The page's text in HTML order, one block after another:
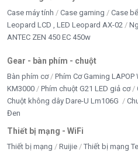
Nguồn PC giá tốt
Nhà Thông Minh
PHỤ KIỆN
RAM MÁY TÍNH
SẠC LAPTOP - ADAPTER
Case máy tính Case gaming Case
Leopard LCD , LED Leopard AX-02
ANTEC ZEN 450 EC 450w
Gear - bàn phím - chuột
Bàn phím cơ Phím Cơ Gaming LAPOP
KM3000
Phím chuột G21 LED giả cơ
Chuột không dây Dare-U Lm106G
Đen
Thiết bị mạng - WiFi
Thiết bị mạng Ruijie Thiết bị mạng